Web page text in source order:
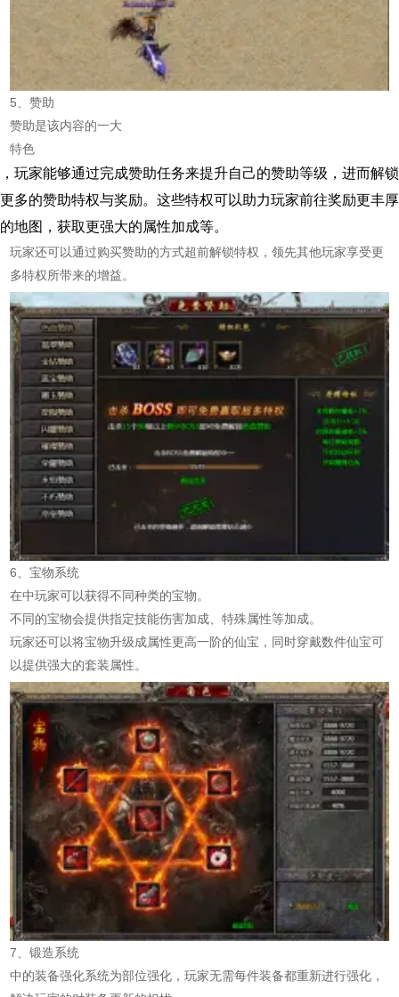
5、赞助
赞助是该内容的一大
特色
，玩家能够通过完成赞助任务来提升自己的赞助等级，进而解锁
更多的赞助特权与奖励。这些特权可以助力玩家前往奖励更丰厚
的地图，获取更强大的属性加成等。
玩家还可以通过购买赞助的方式超前解锁特权，领先其他玩家享受更
多特权所带来的增益。
6、宝物系统
在中玩家可以获得不同种类的宝物。
不同的宝物会提供指定技能伤害加成、特殊属性等加成。
玩家还可以将宝物升级成属性更高一阶的仙宝，同时穿戴数件仙宝可
以提供强大的套装属性。
7、锻造系统
中的装备强化系统为部位强化，玩家无需每件装备都重新进行强化，